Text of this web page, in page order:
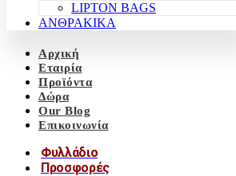
LIPTON BAGS
ΑΝΘΡΑΚΙΚΑ
Αρχική
Εταιρία
Προϊόντα
Δώρα
Our Blog
Επικοινωνία
Φυλλάδιο
Προσφορές